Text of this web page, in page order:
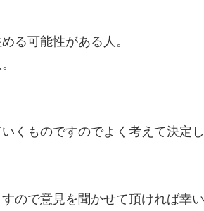
可能性がある人。
くものですのでよく考えて決定
ので意見を聞かせて頂ければ幸